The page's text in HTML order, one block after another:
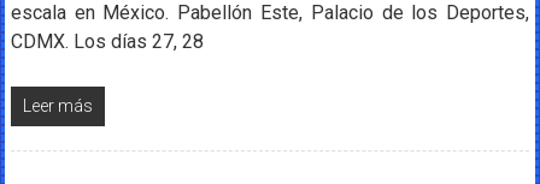
escala en México. Pabellón Este, Palacio de los Deportes,
CDMX. Los días 27, 28
Leer más